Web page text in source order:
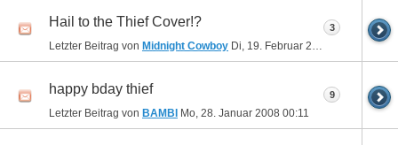
Hail to the Thief Cover!?
Letzter Beitrag von Midnight Cowboy Di, 19. Februar 2008
3
happy bday thief
Letzter Beitrag von BAMBI Mo, 28. Januar 2008 00:11
9